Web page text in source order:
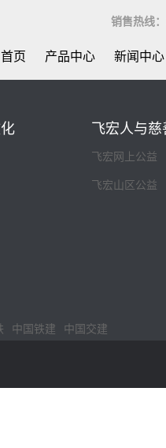
销售热线
首页 产品中心 新闻中心
飞宏人与慈
飞宏网上公益
飞宏山区公益
中国铁建 中国交建